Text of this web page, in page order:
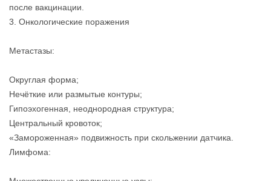
после вакцинации.
3. Онкологические поражения
Метастазы:
Округлая форма;
Нечёткие или размытые контуры;
Гипоэхогенная, неоднородная структура;
Центральный кровоток;
«Замороженная» подвижность при скольжении датчика.
Лимфома: